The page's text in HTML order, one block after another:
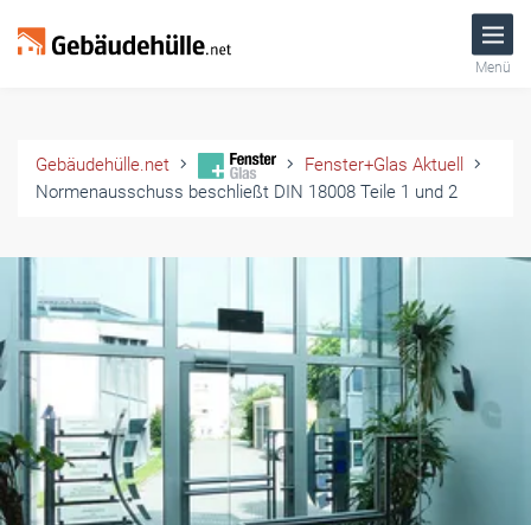
Menü
Gebäudehülle.net
Fenster+Glas Aktuell
Normenausschuss beschließt DIN 18008 Teile 1 und 2